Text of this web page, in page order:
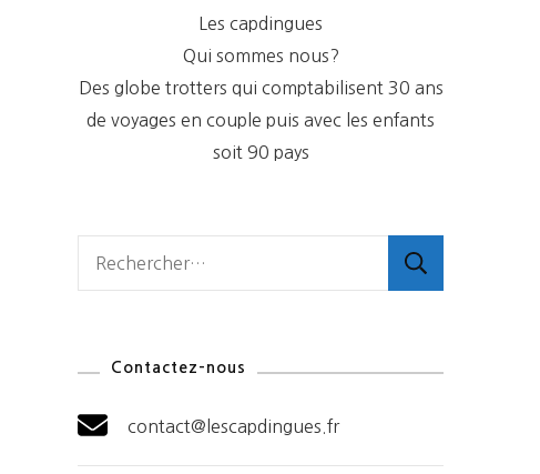
Les capdingues
Qui sommes nous?
Des globe trotters qui comptabilisent 30 ans
de voyages en couple puis avec les enfants
soit 90 pays
Contactez-nous
contact@lescapdingues.fr